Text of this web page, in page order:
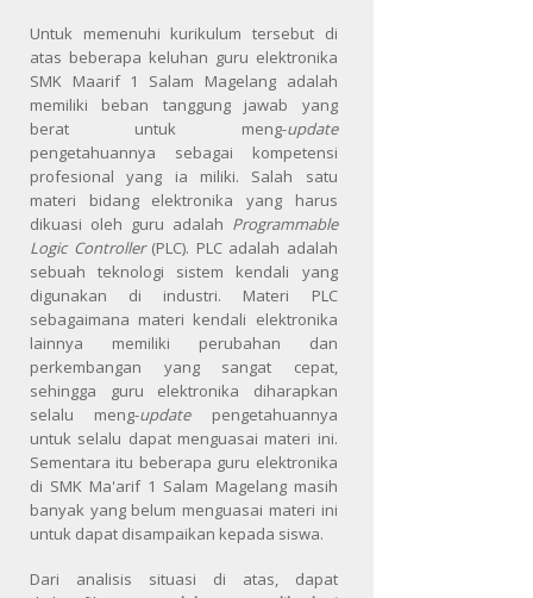
Untuk memenuhi kurikulum tersebut di
atas beberapa keluhan guru elektronika
SMK Maarif 1 Salam Magelang adalah
memiliki beban tanggung jawab yang
berat untuk meng-update
pengetahuannya sebagai kompetensi
profesional yang ia miliki. Salah satu
materi bidang elektronika yang harus
dikuasi oleh guru adalah Programmable
Logic Controller(PLC). PLC adalah adalah
sebuah teknologi sistem kendali yang
digunakan di industri. Materi PLC
sebagaimana materi kendali elektronika
lainnya memiliki perubahan dan
perkembangan yang sangat cepat,
sehingga guru elektronika diharapkan
selalu meng-update pengetahuannya
untuk selalu dapat menguasai materi ini.
Sementara itu beberapa guru elektronika
di SMK Ma'arif 1 Salam Magelang masih
banyak yang belum menguasai materi ini
untuk dapat disampaikan kepada siswa.
Dari analisis situasi di atas, dapat